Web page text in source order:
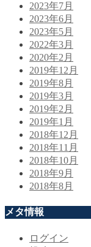
2023年7月
2023年6月
2023年5月
2022年3月
2020年2月
2019年12月
2019年8月
2019年3月
2019年2月
2019年1月
2018年12月
2018年11月
2018年10月
2018年9月
2018年8月
メタ情報
ログイン